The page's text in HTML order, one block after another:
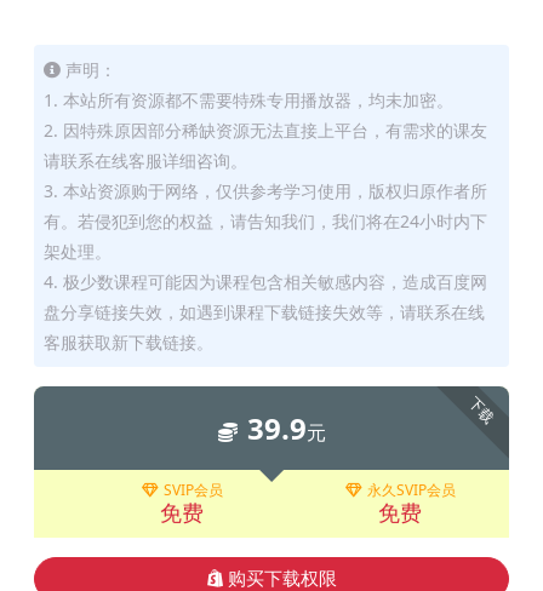
声明：
1. 本站所有资源都不需要特殊专用播放器，均未加密。
2. 因特殊原因部分稀缺资源无法直接上平台，有需求的课友
请联系在线客服详细咨询。
3. 本站资源购于网络，仅供参考学习使用，版权归原作者所
有。若侵犯到您的权益，请告知我们，我们将在24小时内下
架处理。
4. 极少数课程可能因为课程包含相关敏感内容，造成百度网
盘分享链接失效，如遇到课程下载链接失效等，请联系在线
客服获取新下载链接。
下载
39.9元
SVIP会员
免费
永久SVIP会员
免费
购买下载权限